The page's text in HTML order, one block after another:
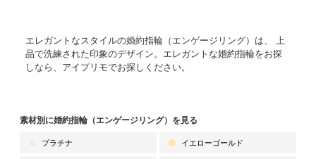
エレガントなスタイルの婚約指輪（エンゲージリング）は、 上
品で洗練された印象のデザイン。エレガントな婚約指輪をお探
しなら、アイプリモでお探しください。
素材別に婚約指輪（エンゲージリング）を見る
プラチナ イエローゴールド